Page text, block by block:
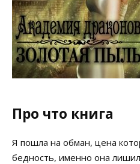
Про что книга
Я пошла на обман, цена
бедность, именно она